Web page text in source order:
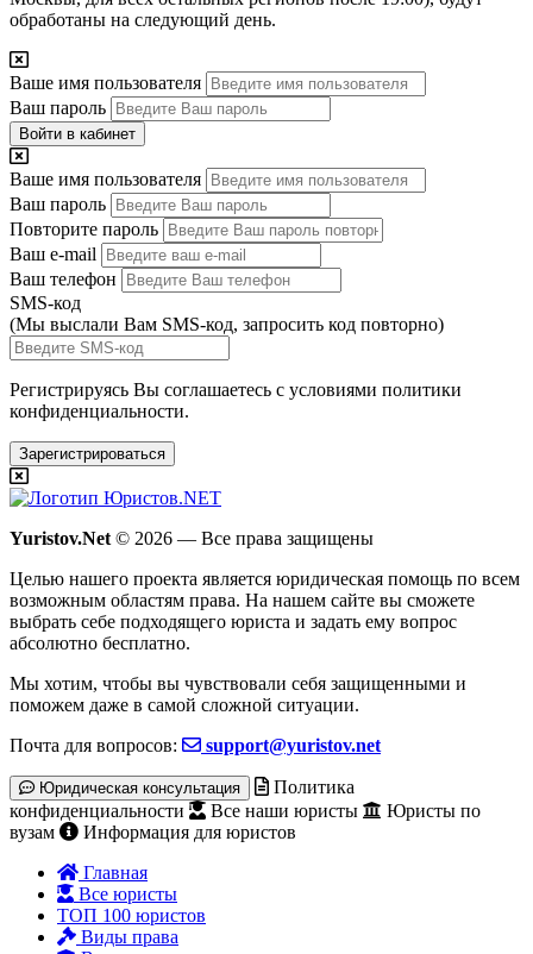
обработаны на следующий день.
Ваше имя пользователя
Ваш пароль
Войти в кабинет
Ваше имя пользователя
Ваш пароль
Повторите пароль
Ваш e-mail
Ваш телефон
SMS-код
(Мы выслали Вам SMS-код, запросить код повторно)
Регистрируясь Вы соглашаетесь с условиями политики
конфиденциальности.
Зарегистрироваться
Yuristov.Net © 2026 — Все права защищены
Целью нашего проекта является юридическая помощь по всем
возможным областям права. На нашем сайте вы сможете
выбрать себе подходящего юриста и задать ему вопрос
абсолютно бесплатно.
Мы хотим, чтобы вы чувствовали себя защищенными и
поможем даже в самой сложной ситуации.
Почта для вопросов:
support@yuristov.net
Юридическая консультация
Политика
конфиденциальности
Все наши юристы
Юристы по
вузам
Информация для юристов
Главная
Все юристы
ТОП 100 юристов
Виды права